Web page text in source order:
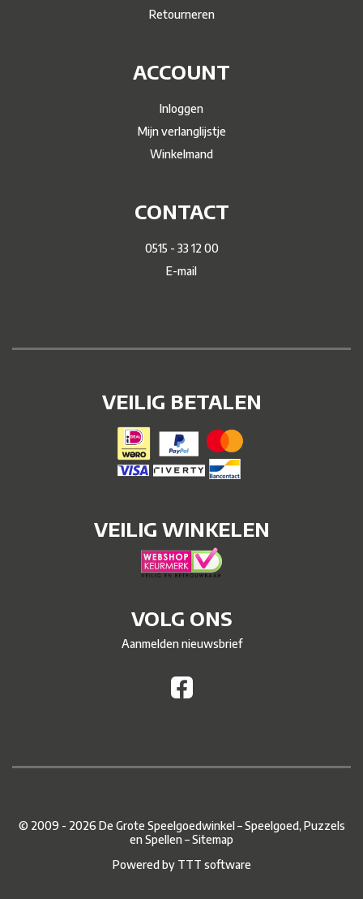
Retourneren
ACCOUNT
Inloggen
Mijn verlanglijstje
Winkelmand
CONTACT
0515 - 33 12 00
E-mail
VEILIG BETALEN
VEILIG WINKELEN
VOLG ONS
Aanmelden nieuwsbrief
© 2009 - 2026 De Grote Speelgoedwinkel – Speelgoed, Puzzels
en Spellen –Sitemap
Powered by TTT software